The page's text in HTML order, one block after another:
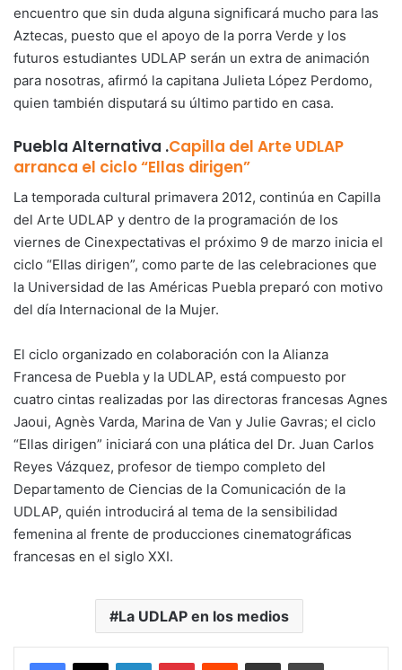
encuentro que sin duda alguna significará mucho para las
Aztecas, puesto que el apoyo de la porra Verde y los
futuros estudiantes UDLAP serán un extra de animación
para nosotras, afirmó la capitana Julieta López Perdomo,
quien también disputará su último partido en casa.
Puebla Alternativa .Capilla del Arte UDLAP
arranca el ciclo “Ellas dirigen”
La temporada cultural primavera 2012, continúa en Capilla
del Arte UDLAP y dentro de la programación de los
viernes de Cinexpectativas el próximo 9 de marzo inicia el
ciclo “Ellas dirigen”, como parte de las celebraciones que
la Universidad de las Américas Puebla preparó con motivo
del día Internacional de la Mujer.
El ciclo organizado en colaboración con la Alianza
Francesa de Puebla y la UDLAP, está compuesto por
cuatro cintas realizadas por las directoras francesas Agnes
Jaoui, Agnès Varda, Marina de Van y Julie Gavras; el ciclo
“Ellas dirigen” iniciará con una plática del Dr. Juan Carlos
Reyes Vázquez, profesor de tiempo completo del
Departamento de Ciencias de la Comunicación de la
UDLAP, quién introducirá al tema de la sensibilidad
femenina al frente de producciones cinematográficas
francesas en el siglo XXI.
La UDLAP en los medios
LinkedInPinterestReddit Share via Email Print